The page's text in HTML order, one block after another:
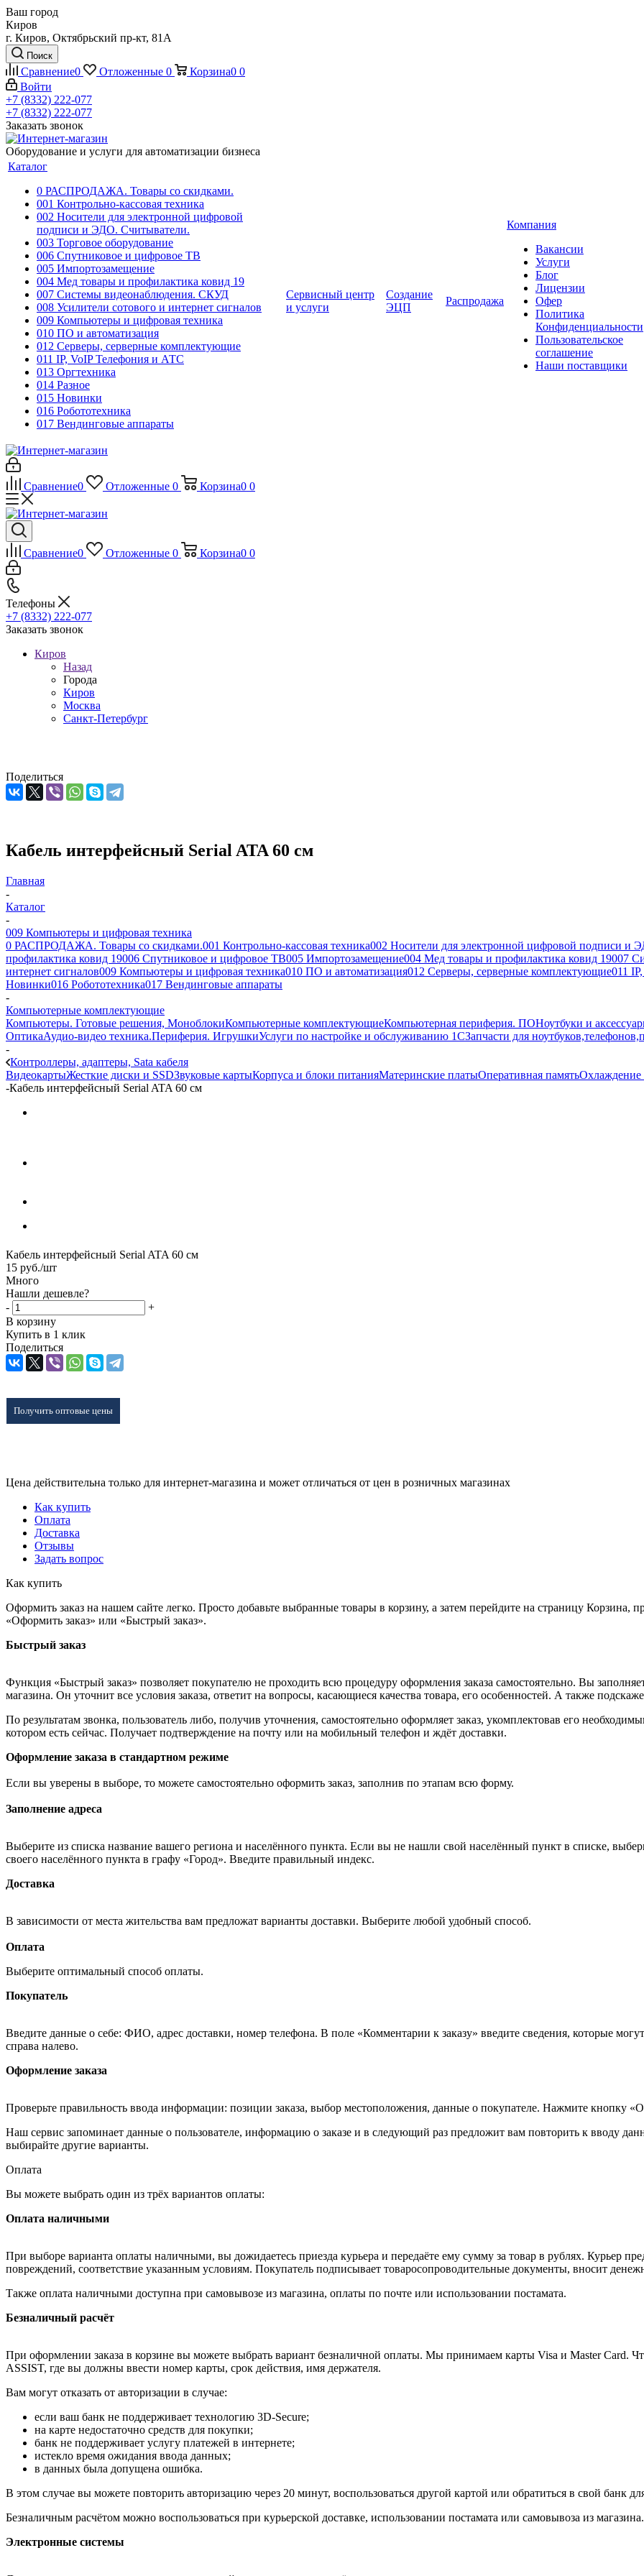
Ваш город
Киров
г. Киров, Октябрьский пр-кт, 81А
Поиск
Сравнение0 Отложенные 0 Корзина0 0
Войти
+7 (8332) 222-077
+7 (8332) 222-077
Заказать звонок
Оборудование и услуги для автоматизации бизнеса
Каталог
0 РАСПРОДАЖА. Товары со скидками.
001 Контрольно-кассовая техника
002 Носители для электронной цифровой
подписи и ЭДО. Считыватели.
003 Торговое оборудование
006 Спутниковое и цифровое ТВ
005 Импортозамещение
004 Мед товары и профилактика ковид 19
007 Системы видеонаблюдения. СКУД
008 Усилители сотового и интернет сигналов
009 Компьютеры и цифровая техника
010 ПО и автоматизация
012 Серверы, серверные комплектующие
011 IP, VoIP Телефония и АТС
013 Оргтехника
014 Разное
015 Новинки
016 Робототехника
017 Вендинговые аппараты
Сервисный центр
и услуги
Создание
ЭЦП
Распродажа
Компания
Вакансии
Услуги
Блог
Лицензии
Офер
Политика
Конфиденциальности
Пользовательское
соглашение
Наши поставщики
Сравнение0 Отложенные 0 Корзина0 0
Сравнение0 Отложенные 0 Корзина0 0
Телефоны
+7 (8332) 222-077
Заказать звонок
Киров
Назад
Города
Киров
Москва
Санкт-Петербург
Поделиться
Кабель интерфейсный Serial ATA 60 см
Главная
-
Каталог
-
009 Компьютеры и цифровая техника
0 РАСПРОДАЖА. Товары со скидками.001 Контрольно-кассовая техника002 Носители для электронной цифровой подписи и
профилактика ковид 19006 Спутниковое и цифровое ТВ005 Импортозамещение004 Мед товары и профилактика ковид 19007
интернет сигналов009 Компьютеры и цифровая техника010 ПО и автоматизация012 Серверы, серверные комплектующие011
Новинки016 Робототехника017 Вендинговые аппараты
-
Компьютерные комплектующие
Компьютеры. Готовые решения, МоноблокиКомпьютерные комплектующиеКомпьютерная периферия. ПОНоутбуки и
ОптикаАудио-видео техника.Периферия. ИгрушкиУслуги по настройке и обслуживанию 1СЗапчасти для
-
Контроллеры, адаптеры, Sata кабеля
ВидеокартыЖесткие диски и SSDЗвуковые картыКорпуса и блоки питанияМатеринские платыОперативная памятьОхлаждение
-Кабель интерфейсный Serial ATA 60 см
Кабель интерфейсный Serial ATA 60 см
15 руб./шт
Много
Нашли дешевле?
-
+
В корзину
Купить в 1 клик
Поделиться
Получить оптовые цены
Цена действительна только для интернет-магазина и может отличаться от цен в розничных магазинах
Как купить
Оплата
Доставка
Отзывы
Задать вопрос
Как купить
Оформить заказ на нашем сайте легко. Просто добавьте выбранные товары в корзину, а затем перейдите на страницу Корзина,
«Оформить заказ» или «Быстрый заказ».
Быстрый заказ
Функция «Быстрый заказ» позволяет покупателю не проходить всю процедуру оформления заказа самостоятельно. Вы
магазина. Он уточнит все условия заказа, ответит на вопросы, касающиеся качества товара, его особенностей. А также
По результатам звонка, пользователь либо, получив уточнения, самостоятельно оформляет заказ, укомплектовав его
котором есть сейчас. Получает подтверждение на почту или на мобильный телефон и ждёт доставки.
Оформление заказа в стандартном режиме
Если вы уверены в выборе, то можете самостоятельно оформить заказ, заполнив по этапам всю форму.
Заполнение адреса
Выберите из списка название вашего региона и населённого пункта. Если вы не нашли свой населённый пункт в списке,
своего населённого пункта в графу «Город». Введите правильный индекс.
Доставка
В зависимости от места жительства вам предложат варианты доставки. Выберите любой удобный способ.
Оплата
Выберите оптимальный способ оплаты.
Покупатель
Введите данные о себе: ФИО, адрес доставки, номер телефона. В поле «Комментарии к заказу» введите сведения, которые
справа налево.
Оформление заказа
Проверьте правильность ввода информации: позиции заказа, выбор местоположения, данные о покупателе. Нажмите кнопку
Наш сервис запоминает данные о пользователе, информацию о заказе и в следующий раз предложит вам повторить к вводу
выбирайте другие варианты.
Оплата
Вы можете выбрать один из трёх вариантов оплаты:
Оплата наличными
При выборе варианта оплаты наличными, вы дожидаетесь приезда курьера и передаёте ему сумму за товар в рублях. Курьер
повреждений, соответствие указанным условиям. Покупатель подписывает товаросопроводительные документы, вносит
Также оплата наличными доступна при самовывозе из магазина, оплаты по почте или использовании постамата.
Безналичный расчёт
При оформлении заказа в корзине вы можете выбрать вариант безналичной оплаты. Мы принимаем карты Visa и Master Card.
ASSIST, где вы должны ввести номер карты, срок действия, имя держателя.
Вам могут отказать от авторизации в случае:
если ваш банк не поддерживает технологию 3D-Secure;
на карте недостаточно средств для покупки;
банк не поддерживает услугу платежей в интернете;
истекло время ожидания ввода данных;
в данных была допущена ошибка.
В этом случае вы можете повторить авторизацию через 20 минут, воспользоваться другой картой или обратиться в свой банк
Безналичным расчётом можно воспользоваться при курьерской доставке, использовании постамата или самовывоза из магазина.
Электронные системы